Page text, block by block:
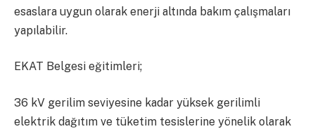
esaslara uygun olarak enerji altında bakım çalışmaları
yapılabilir.
EKAT Belgesi eğitimleri;
36 kV gerilim seviyesine kadar yüksek gerilimli
elektrik dağıtım ve tüketim tesislerine yönelik olarak